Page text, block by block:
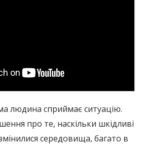
людина сприймає ситуацію.
про те, наскільки шкідливі
середовища, багато в